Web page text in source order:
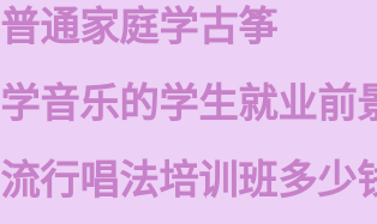
普通家庭学古筝
学音乐的学生就业前
流行唱法培训班多少